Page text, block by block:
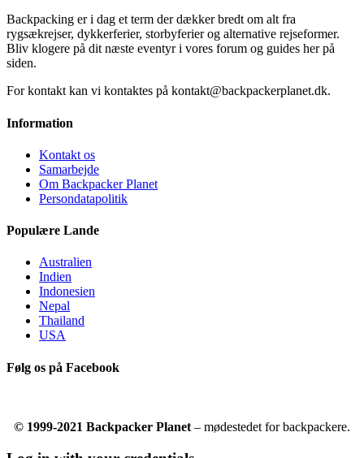
Backpacking er i dag et term der dækker bredt om alt fra
rygsækrejser, dykkerferier, storbyferier og alternative rejseformer.
Bliv klogere på dit næste eventyr i vores forum og guides her på
siden.
For kontakt kan vi kontaktes på kontakt@backpackerplanet.dk.
Information
Kontakt os
Samarbejde
Om Backpacker Planet
Persondatapolitik
Populære Lande
Australien
Indien
Indonesien
Nepal
Thailand
USA
Følg os på Facebook
© 1999-2021 Backpacker Planet – mødestedet for backpackere.